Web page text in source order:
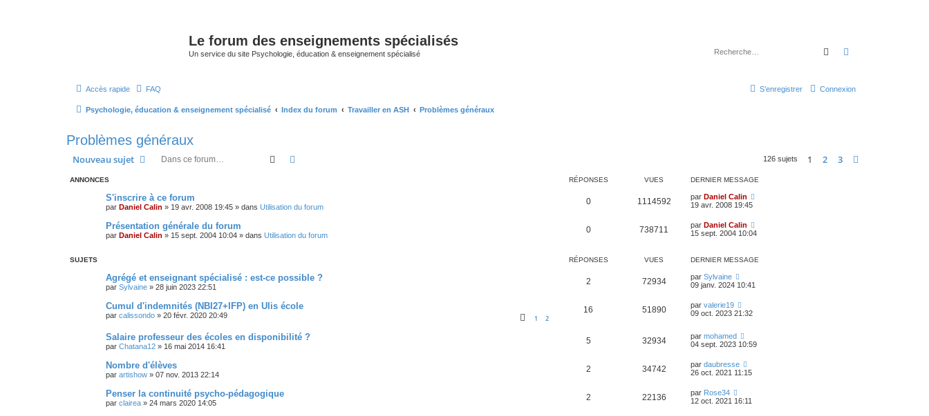
Le forum des enseignements spécialisés
Un service du site Psychologie, éducation & enseignement spécialisé Rechercher
Accès rapide FAQ Connexion
S’enregistrer
Psychologie, éducation & enseignement spécialisé Index du forum Travailler en ASH Problèmes généraux
Problèmes généraux
Nouveau sujet Rechercher 126 sujets 1 2 3
ANNONCES RÉPONSES VUES DERNIER MESSAGE
S'inscrire à ce forum
par Daniel Calin » 19 avr. 2008 19:45 » dans Utilisation du forum
0 1114592 par Daniel Calin
19 avr. 2008 19:45
Présentation générale du forum
par Daniel Calin » 15 sept. 2004 10:04 » dans Utilisation du forum
0 738711 par Daniel Calin
15 sept. 2004 10:04
SUJETS RÉPONSES VUES DERNIER MESSAGE
Agrégé et enseignant spécialisé : est-ce possible ?
par Sylvaine » 28 juin 2023 22:51
2 72934 par Sylvaine
09 janv. 2024 10:41
Cumul d'indemnités (NBI27+IFP) en Ulis école
par calissondo » 20 févr. 2020 20:49 1 2
16 51890 par valerie19
09 oct. 2023 21:32
Salaire professeur des écoles en disponibilité ?
par Chatana12 » 16 mai 2014 16:41
5 32934 par mohamed
04 sept. 2023 10:59
Nombre d'élèves
par artishow » 07 nov. 2013 22:14
2 34742 par daubresse
26 oct. 2021 11:15
Penser la continuité psycho-pédagogique
par clairea » 24 mars 2020 14:05
2 22136 par Rose34
12 oct. 2021 16:11